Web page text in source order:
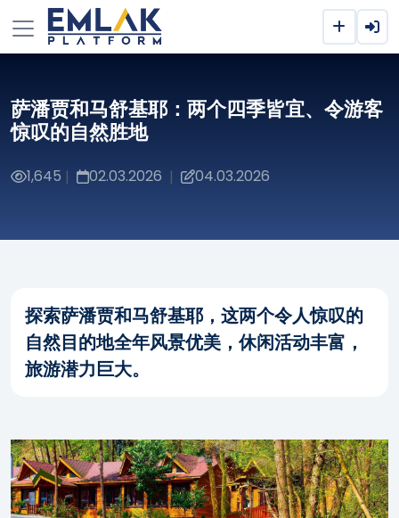
萨潘贾和马舒基耶：两个四季皆宜、令游客
惊叹的自然胜地
1,645 | 02.03.2026 | 04.03.2026
探索萨潘贾和马舒基耶，这两个令人惊叹的
自然目的地全年风景优美，休闲活动丰富，
旅游潜力巨大。